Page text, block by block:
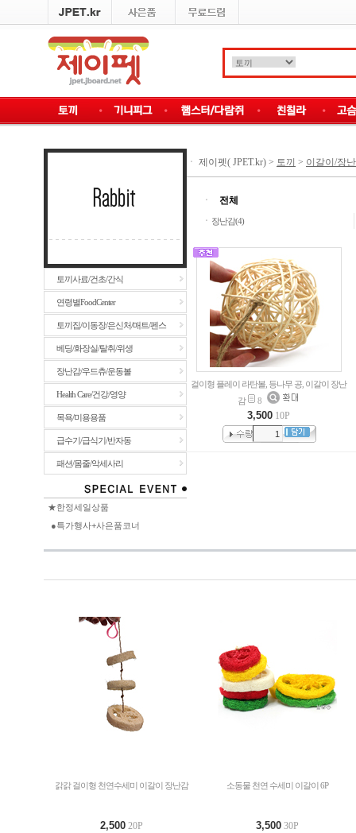
토끼사료/건초/간식
연령별FoodCenter
토끼집/이동장/은신처/매트/펜스
베딩/화장실/탈취/위생
장난감/우드츄/운동볼
Health Care/건강/영양
목욕/미용용품
급수기/급식기/반자동
패션/몸줄/악세사리
★한정세일상품
●특가행사+사은품코너
ㆍ 제이펫( JPET.kr) > 토끼 > 이갈이/장
ㆍ
전체
ㆍ 장난감(4)
걸이형 플레이 라탄볼, 등나무 공, 이갈이 장난
감
8
3,500 10P
갉갉 걸이형 천연수세미 이갈이 장난감
2,500 20P
소동물 천연 수세미 이갈이 6P
3,500 30P